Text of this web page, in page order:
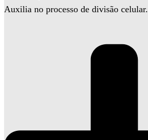
Auxilia no processo de divisão celular.